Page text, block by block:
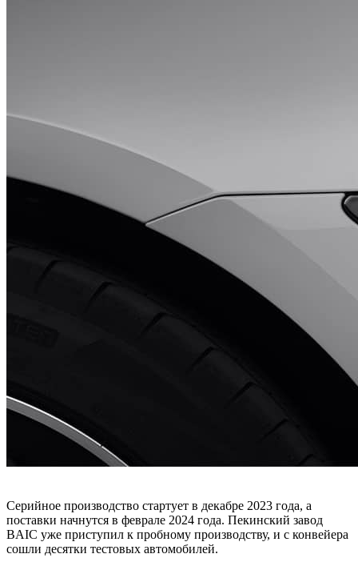
Серийное производство стартует в декабре 2023 года, а
поставки начнутся в феврале 2024 года. Пекинский завод
BAIC уже приступил к пробному производству, и с конвейера
сошли десятки тестовых автомобилей.